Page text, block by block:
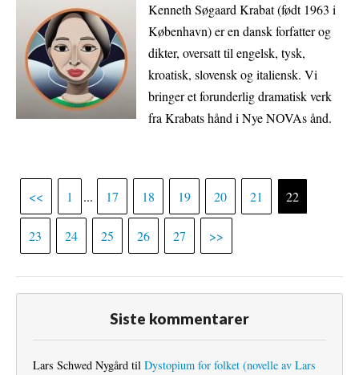
Kenneth Søgaard Krabat (født 1963 i
København) er en dansk forfatter og
dikter, oversatt til engelsk, tysk,
kroatisk, slovensk og italiensk. Vi
bringer et forunderlig dramatisk verk
fra Krabats hånd i Nye NOVAs ånd.
<< 1 ... 17 18 19 20 21 22
23 24 25 26 27 >>
Siste kommentarer
Lars Schwed Nygård til Dystopium for folket (novelle av Lars